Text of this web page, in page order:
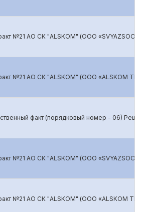
№21 АО СК "ALSKOM" (ООО
№21 АО СК "ALSKOM" (ООО «ALSKOM
факт (порядковый номер - 06)
№21 АО СК "ALSKOM" (ООО
№21 АО СК "ALSKOM" (ООО «ALSKOM